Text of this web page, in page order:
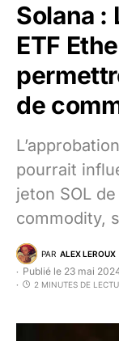
Solana :
ETF
de
pourrait
jeton SOL
commodity,
PAR ALEX LEROUX
Publié le 23 mai
2 MINUTES DE